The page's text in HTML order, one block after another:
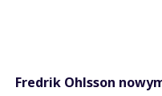
Fredrik Ohlsson